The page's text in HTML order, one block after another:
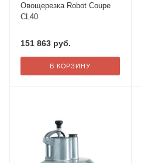
Овощерезка Robot Coupe
CL40
151 863 руб.
В КОРЗИНУ